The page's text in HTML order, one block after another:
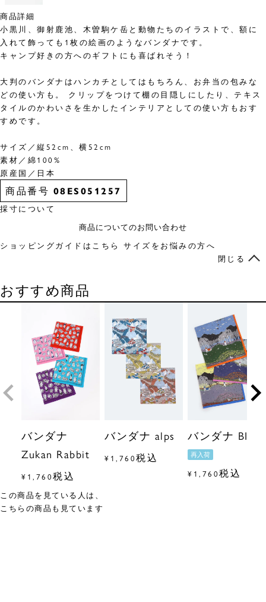
商品詳細
小黒川、御射鹿池、木曽駒ケ岳と動物たちのイラストで、額に
入れて飾っても1枚の絵画のようなバンダナです。
キャンプ好きの方へのギフトにも喜ばれそう！
大判のバンダナはハンカチとしてはもちろん、お弁当の包みな
どの使い方も。 クリップをつけて棚の目隠しにしたり、テキス
タイルのかわいさを生かしたインテリアとしての使い方もおす
すめです。
サイズ／縦52cm、横52cm
素材／綿100%
原産国／日本
商品番号 08ES051257
採寸について
商品についてのお問い合わせ
ショッピングガイドはこちら サイズをお悩みの方へ
閉じる
おすすめ商品
バンダナ
Zukan Rabbit
¥ 1,760税込
バンダナ alps
¥ 1,760税込
バンダナ BIEI
再入荷
¥ 1,760税込
この商品を見ている人は、
こちらの商品も見ています